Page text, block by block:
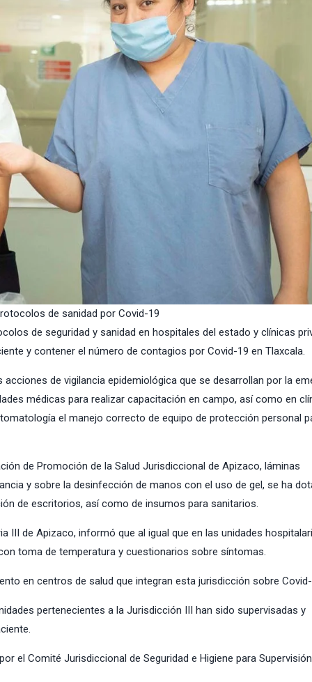
de sanidad por Covid-19
de seguridad y sanidad en hospitales del estado y clínicas
y contener el número de contagios por Covid-19 en Tlaxcala.
de vigilancia epidemiológica que se desarrollan por la
médicas para realizar capacitación en campo, así como en
el manejo correcto de equipo de protección personal
de Promoción de la Salud Jurisdiccional de Apizaco, láminas
y sobre la desinfección de manos con el uso de gel, se ha
de escritorios, así como de insumos para sanitarios.
III de Apizaco, informó que al igual que en las unidades
toma de temperatura y cuestionarios sobre síntomas.
en centros de salud que integran esta jurisdicción sobre
pertenecientes a la Jurisdicción III han sido supervisadas y
el Comité Jurisdiccional de Seguridad e Higiene para